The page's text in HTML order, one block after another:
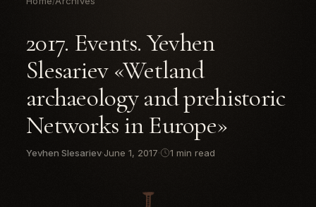
2017. Events. Yevhen
Slesariev «Wetland
archaeology and prehistoric
Networks in Europe»
Yevhen Slesariev·June 1, 2017· 1 min read